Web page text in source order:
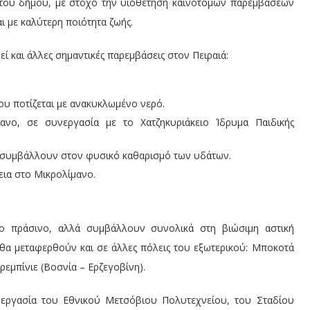
καλύτερη ποιότητα ζωής.
άλλες σημαντικές παρεμβάσεις στον Πειραιά:
ποτίζεται με ανακυκλωμένο νερό.
σε συνεργασία με το Χατζηκυριάκειο Ίδρυμα Παιδικής
στον φυσικό καθαρισμό των υδάτων.
στο Μικρολίμανο.
πράσινο, αλλά συμβάλλουν συνολικά στη βιώσιμη αστική
μεταφερθούν και σε άλλες πόλεις του εξωτερικού: Μποκοτά
(Βοσνία – Ερζεγοβίνη).
του Εθνικού Μετσόβιου Πολυτεχνείου, του Σταδίου